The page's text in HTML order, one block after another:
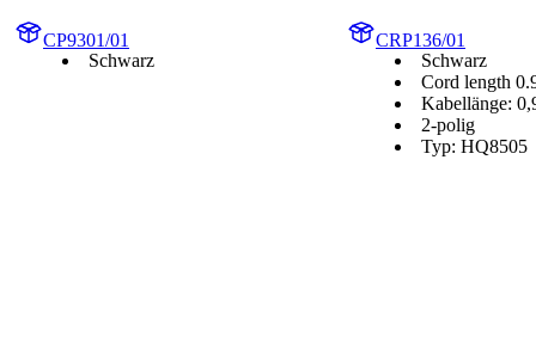
CP9301/01
Schwarz
CRP136/01
Schwarz
Cord length
Kabellänge:
2-polig
Typ: HQ8505